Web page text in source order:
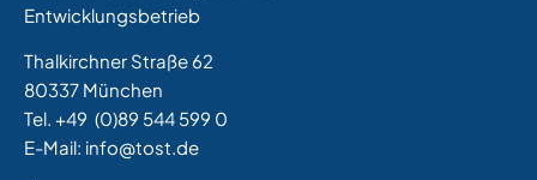
Entwicklungsbetrieb
Thalkirchner Straße 62
80337 München
Tel. +49 (0)89 544 599 0
E-Mail: info@tost.de